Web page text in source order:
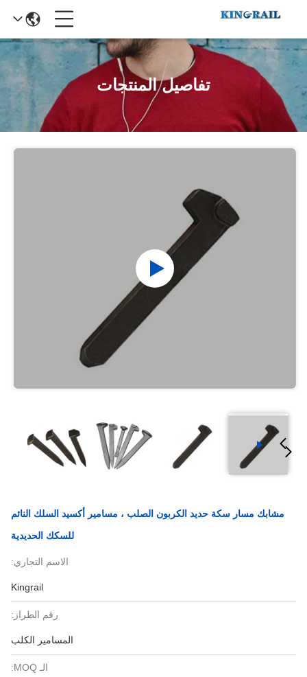
تفاصيل المنتجات
مشابك مسار سكة حديد الكربون الصلب ، مسامير أكسيد السلك النائم
للسكك الحديدية
الاسم التجاري:
Kingrail
رقم الطراز:
المسامير الكلب
الـ MOQ: